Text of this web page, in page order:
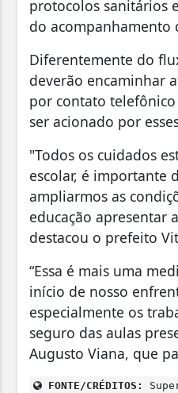
protocolos sanitários
do acompanhamento
Diferentemente do
deverão encaminhar
por contato telefônico
ser acionado por
"Todos os cuidados
escolar, é importante
ampliarmos as
educação apresentar
destacou o prefeito
“Essa é mais uma
início de nosso
especialmente os
seguro das aulas
Augusto Viana, que
FONTE/CRÉDITOS: